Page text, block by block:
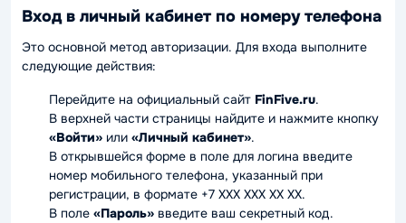
Вход в личный кабинет по номеру телефона
Это основной метод авторизации. Для входа выполните
следующие действия:
Перейдите на официальный сайт FinFive.ru.
В верхней части страницы найдите и нажмите кнопку
«Войти» или «Личный кабинет».
В открывшейся форме в поле для логина введите
номер мобильного телефона, указанный при
регистрации, в формате +7 XXX XXX XX XX.
В поле «Пароль» введите ваш секретный код.